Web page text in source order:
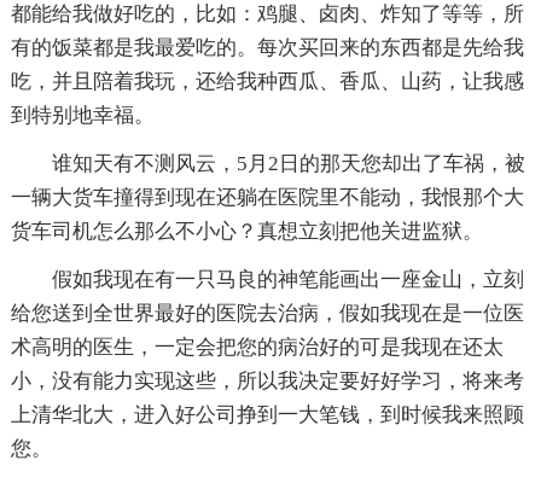
都能给我做好吃的，比如：鸡腿、卤肉、炸知了等等，所
有的饭菜都是我最爱吃的。每次买回来的东西都是先给我
吃，并且陪着我玩，还给我种西瓜、香瓜、山药，让我感
到特别地幸福。
谁知天有不测风云，5月2日的那天您却出了车祸，被
一辆大货车撞得到现在还躺在医院里不能动，我恨那个大
货车司机怎么那么不小心？真想立刻把他关进监狱。
假如我现在有一只马良的神笔能画出一座金山，立刻
给您送到全世界最好的医院去治病，假如我现在是一位医
术高明的医生，一定会把您的病治好的可是我现在还太
小，没有能力实现这些，所以我决定要好好学习，将来考
上清华北大，进入好公司挣到一大笔钱，到时候我来照顾
您。